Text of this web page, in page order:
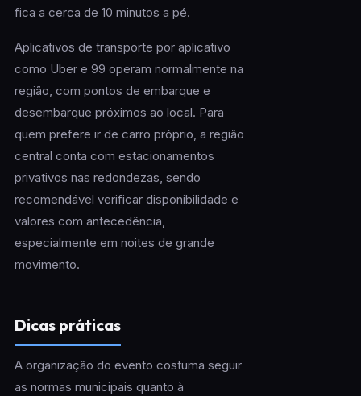
fica a cerca de 10 minutos a pé.
Aplicativos de transporte por aplicativo
como Uber e 99 operam normalmente na
região, com pontos de embarque e
desembarque próximos ao local. Para
quem prefere ir de carro próprio, a região
central conta com estacionamentos
privativos nas redondezas, sendo
recomendável verificar disponibilidade e
valores com antecedência,
especialmente em noites de grande
movimento.
Dicas práticas
A organização do evento costuma seguir
as normas municipais quanto à